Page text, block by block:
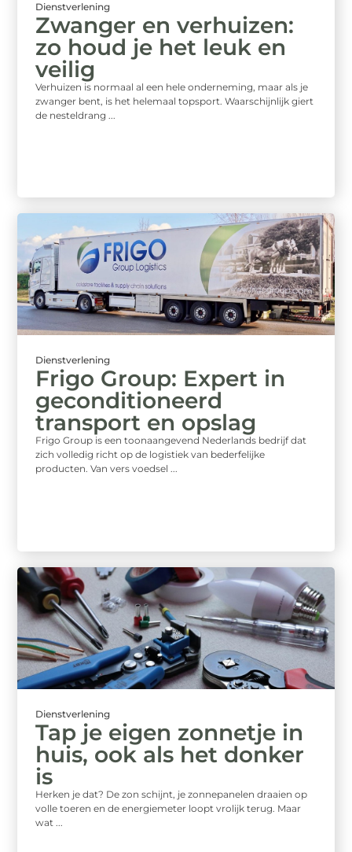
Dienstverlening
Zwanger en verhuizen:
zo houd je het leuk en
veilig
Verhuizen is normaal al een hele onderneming, maar als je
zwanger bent, is het helemaal topsport. Waarschijnlijk giert
de nesteldrang ...
Dienstverlening
Frigo Group: Expert in
geconditioneerd
transport en opslag
Frigo Group is een toonaangevend Nederlands bedrijf dat
zich volledig richt op de logistiek van bederfelijke
producten. Van vers voedsel ...
Dienstverlening
Tap je eigen zonnetje in
huis, ook als het donker
is
Herken je dat? De zon schijnt, je zonnepanelen draaien op
volle toeren en de energiemeter loopt vrolijk terug. Maar
wat ...